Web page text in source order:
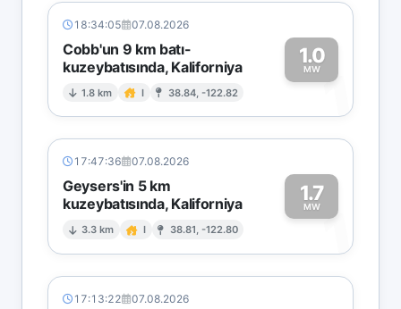
18:34:05 07.08.2026
Cobb'un 9 km batı-
kuzeybatısında, Kaliforniya
1.8 km I 38.84, -122.82
1.0
MW1
17:47:36 07.08.2026
Geysers'in 5 km
kuzeybatısında, Kaliforniya
3.3 km I 38.81, -122.80
1.7
MW1
17:13:22 07.08.2026